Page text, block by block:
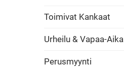
Toimivat Kankaat
Urheilu & Vapaa-Aika
Perusmyynti